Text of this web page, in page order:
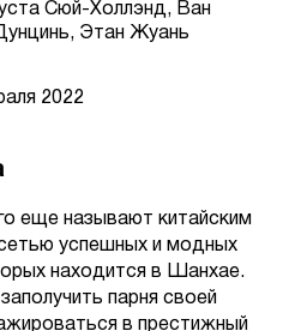
Сюй-Холлэнд, Ван
Этан Жуань
2022
еще называют китайским
успешных и модных
находится в Шанхае.
парня своей
в престижный